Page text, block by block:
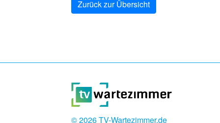
Zurück zur Übersicht
© 2026TV-Wartezimmer.de